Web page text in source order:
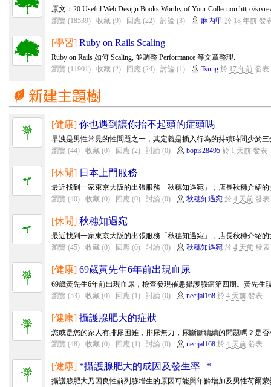
原文：20 Useful Web Design Books Worthy of Your Collection http://
瀏覽 (18539)
收藏 (9) 回應 (22) 討論 (3) 麻內甲 於 18 年前發
[學習] Ruby on Rails Scaling
Ruby on Rails 如何 Scaling, 並調整 Performance 等文章整理.
瀏覽 (11901)
收藏 (2) 回應 (24) 討論 (1) Tsung於 17 年前發表
[健康] 你也遇到讓你抬不起頭的症頭嗎
早洩是男性常見的性問題之一，其定義是插入行為的持續時間少於
瀏覽 (44)
收藏 (0) 回應 (2) 討論 (0) bopis28495於 1 天前發表
[休閒] 日本上門服務
最近找到一家東京大阪的出張服務「秋穗知遇宛」，店長秋穗介紹
瀏覽 (40)
收藏 (0) 回應 (0) 討論 (0) 秋穗知遇宛於 4 天前發表
[休閒] 秋穗知遇宛
最近找到一家東京大阪的出張服務「秋穗知遇宛」，店長秋穗介紹
瀏覽 (45)
收藏 (0) 回應 (0) 討論 (0) 秋穗知遇宛於 4 天前發表
[健康] 69歲黃先生6年前出現血尿
69歲黃先生6年前出現血尿，檢查發現罹患攝護腺癌第四期。黃先生
瀏覽 (53)
收藏 (0) 回應 (1) 討論 (0) necijal168於 4 天前發表
[健康] 攝護腺肥大的症狀
您或是您的家人有排尿困難，排尿無力，尿斷斷續續的問題嗎？是
瀏覽 (48)
收藏 (0) 回應 (1) 討論 (0) necijal168於 4 天前發表
[健康] *攝護腺肥大的成因及發生率 *
攝護腺肥大乃因良性前列腺增生的原因可能與年齡增加及男性荷爾